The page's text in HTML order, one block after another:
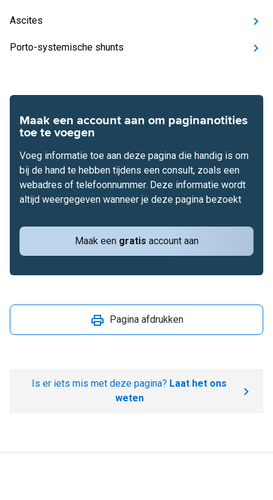
Ascites
Porto-systemische shunts
Maak een account aan om paginanotities
toe te voegen
Maak een gratis account aan
Voeg informatie toe aan deze pagina die handig is om
bij de hand te hebben tijdens een consult, zoals een
webadres of telefoonnummer. Deze informatie wordt
altijd weergegeven wanneer je deze pagina bezoekt
Pagina afdrukken
Is er iets mis met deze pagina? Laat het ons
weten